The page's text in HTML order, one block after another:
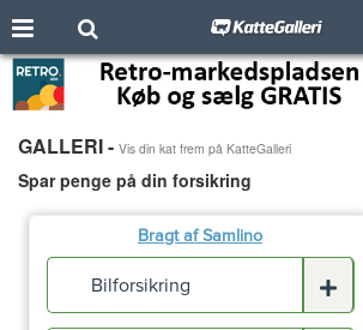
GALLERI - Vis din kat frem på KatteGalleri
Spar penge på din forsikring